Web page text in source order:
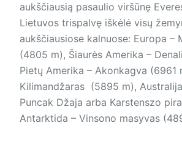
aukščiausią pasaulio viršūnę
Lietuvos trispalvę iškėlė visų
aukščiausiose kalnuose: Europa –
(4805 m), Šiaurės Amerika –
Pietų Amerika – Akonkagva (6961
Kilimandžaras (5895 m),
Puncak Džaja arba Karstenszo
Antarktida – Vinsono masyvas